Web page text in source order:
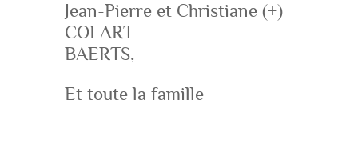
Jean-Pierre et Christiane (+)
COLART-
BAERTS,
Et toute la famille